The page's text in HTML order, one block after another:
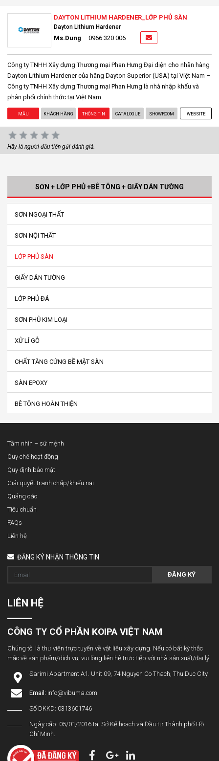
DAYTON LITHIUM HARDENER_LỚP PHỦ SÀN
Dayton Lithium Hardener
Ms.Dung 0966 320 006
Công ty TNHH Xây dựng Thương mại Phan Hưng Đại diện cho nhãn hàng
Dayton Lithium Hardener của hãng Dayton Superior (USA) tại Việt Nam –
Công ty TNHH Xây dựng Thương mại Phan Hưng là nhà nhập khẩu và
phân phối chính thức tại Việt Nam.
MẪU KHÁCH HÀNG THÔNG TIN CATALOGUE SHOWROOM WEBSITE
Hãy là người đầu tiên gửi đánh giá.
SƠN + LỚP PHỦ +BÊ TÔNG + GIẤY DÁN TƯỜNG
SƠN NGOẠI THẤT
SƠN NỘI THẤT
LỚP PHỦ SÀN
GIẤY DÁN TƯỜNG
LỚP PHỦ ĐÁ
SƠN PHỦ KIM LOẠI
XỬ LÍ GỖ
CHẤT TĂNG CỨNG BỀ MẶT SÀN
SÀN EPOXY
BÊ TÔNG HOÀN THIỆN
Tầm nhìn – sứ mệnh
Quy chế hoạt động
Quy định bảo mật
Giải quyết tranh chấp/khiếu nại
Quảng cáo
Tiêu chuẩn
FAQs
Liên hệ
ĐĂNG KÝ NHẬN THÔNG TIN
ĐĂNG KÝ
LIÊN HỆ
CÔNG TY CỔ PHẦN KOIPA VIỆT NAM
Chúng tôi là thư viện trực tuyến về vật liệu xây dựng. Nếu có bất kỳ thắc
mắc về sản phẩm/dịch vụ, vui lòng liên hệ trực tiếp với nhà sản xuất/đại lý.
Sarimi Apartment A1. Unit 09, 74 Nguyen Co Thach, Thu Duc City
Email: info@vibuma.com
Số DKKD: 0313601746
Ngày cấp: 05/01/2016 tại Sở Kế hoạch và Đầu tư Thành phố Hồ
Chí Minh.